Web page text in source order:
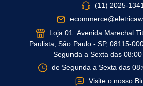
(11) 2025-1341
Loja 01: Avenida Marechal
Paulista, São Paulo - SP, 08115-
Segunda a Sexta das
de Segunda a Sexta das
Visite o nosso